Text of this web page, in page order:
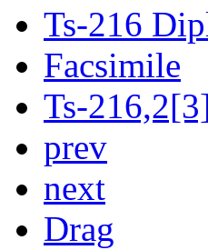
Ts-216
Facsimile
Ts-
prev
next
Drag